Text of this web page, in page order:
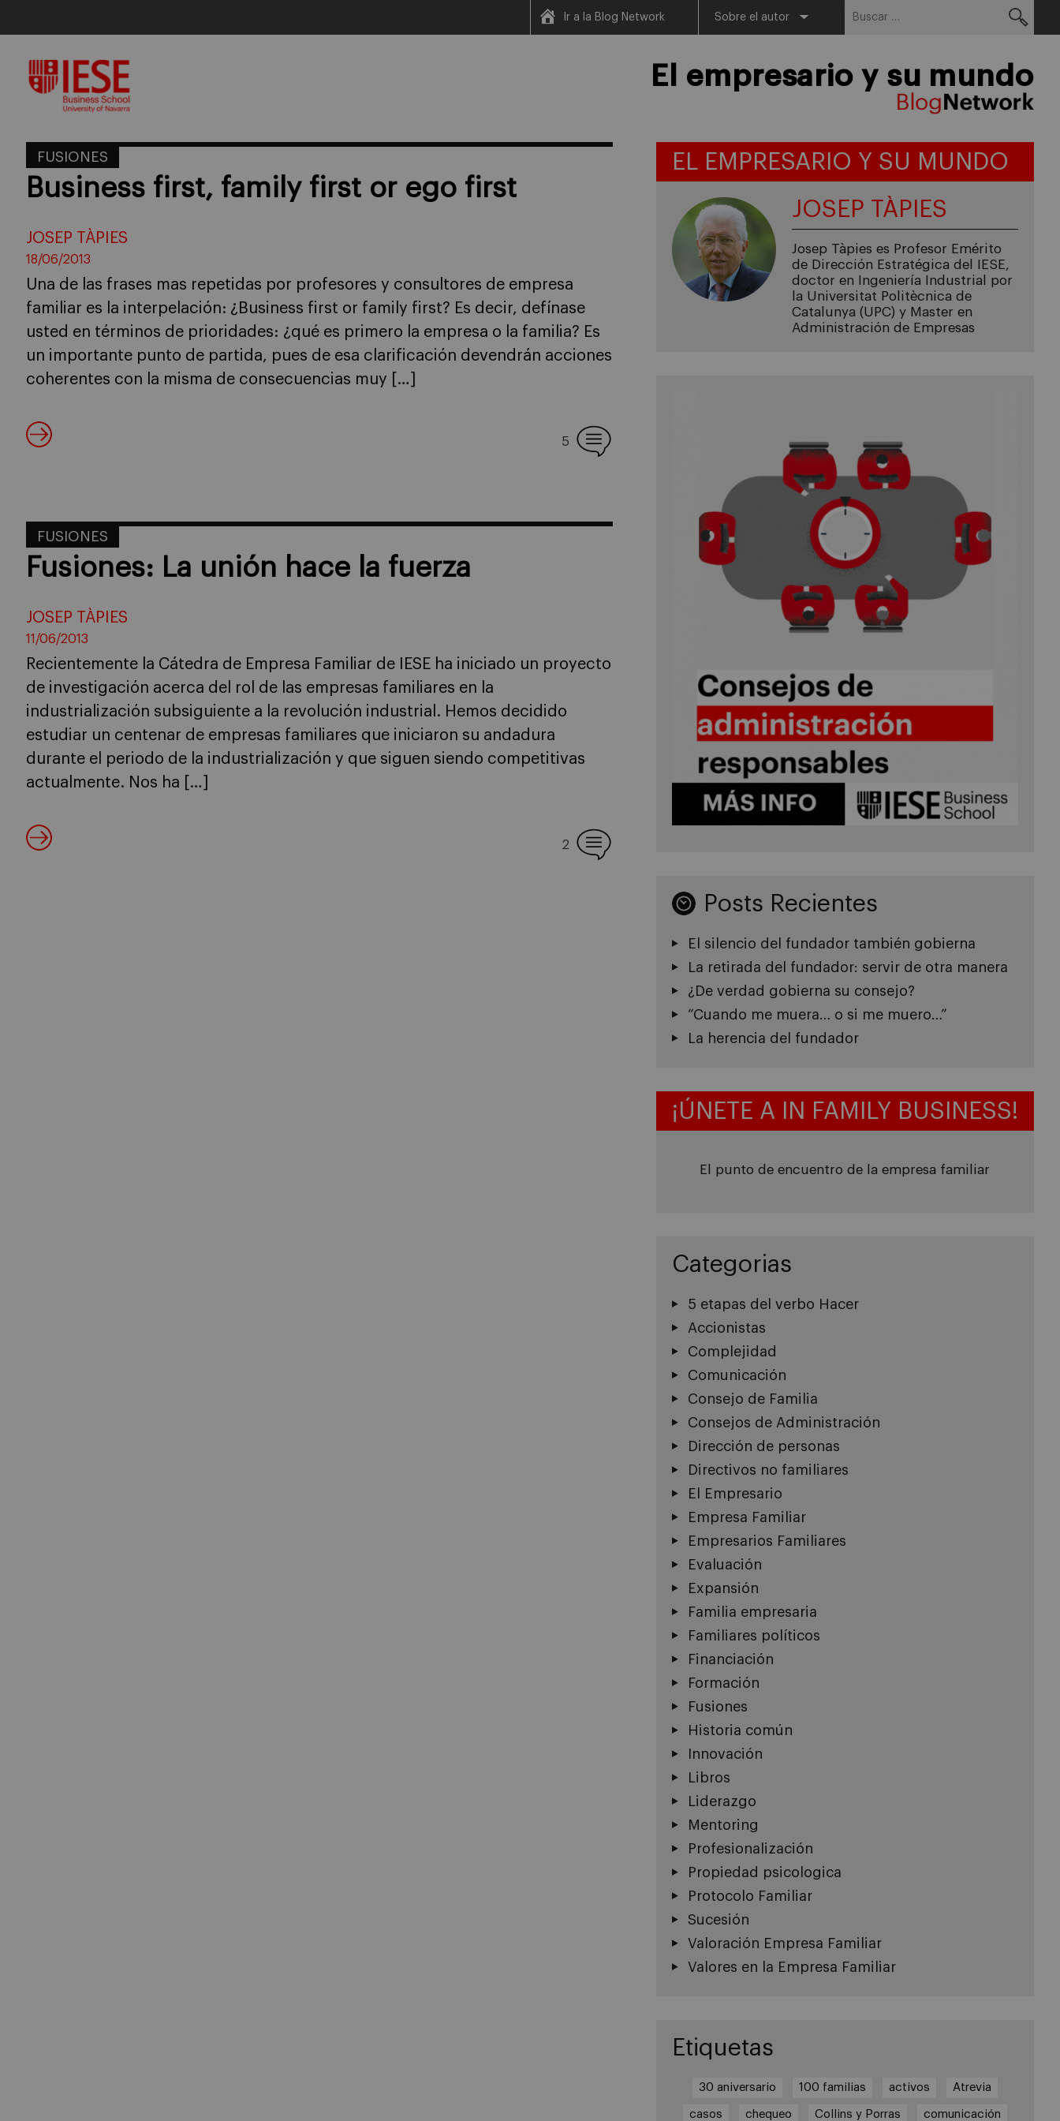
content
Ir a la Blog Network Sobre el autor
El empresario y su mundo
FUSIONES
Business first, family first or ego first
JOSEP TÀPIES
18/06/2013
Una de las frases mas repetidas por profesores y consultores de empresa
familiar es la interpelación: ¿Business first or family first? Es decir, defínase
usted en términos de prioridades: ¿qué es primero la empresa o la familia? Es
un importante punto de partida, pues de esa clarificación devendrán acciones
coherentes con la misma de consecuencias muy […]
5
FUSIONES
Fusiones: La unión hace la fuerza
JOSEP TÀPIES
11/06/2013
Recientemente la Cátedra de Empresa Familiar de IESE ha iniciado un proyecto
de investigación acerca del rol de las empresas familiares en la
industrialización subsiguiente a la revolución industrial. Hemos decidido
estudiar un centenar de empresas familiares que iniciaron su andadura
durante el periodo de la industrialización y que siguen siendo competitivas
actualmente. Nos ha […]
2
EL EMPRESARIO Y SU MUNDO
JOSEP TÀPIES
Josep Tàpies es Profesor Emérito
de Dirección Estratégica del IESE,
doctor en Ingeniería Industrial por
la Universitat Politècnica de
Catalunya (UPC) y Master en
Administración de Empresas
Posts Recientes
El silencio del fundador también gobierna
La retirada del fundador: servir de otra manera
¿De verdad gobierna su consejo?
“Cuando me muera… o si me muero…”
La herencia del fundador
¡ÚNETE A IN FAMILY BUSINESS!
El punto de encuentro de la empresa familiar
Categorias
5 etapas del verbo Hacer
Accionistas
Complejidad
Comunicación
Consejo de Familia
Consejos de Administración
Dirección de personas
Directivos no familiares
El Empresario
Empresa Familiar
Empresarios Familiares
Evaluación
Expansión
Familia empresaria
Familiares políticos
Financiación
Formación
Fusiones
Historia común
Innovación
Libros
Liderazgo
Mentoring
Profesionalización
Propiedad psicologica
Protocolo Familiar
Sucesión
Valoración Empresa Familiar
Valores en la Empresa Familiar
Etiquetas
30 aniversario 100 familias activos Atrevia
casos chequeo Collins y Porras comunicación